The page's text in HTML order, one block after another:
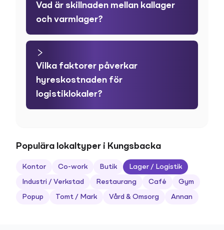
Vad är skillnaden mellan kallager
och varmlager?
Vilka faktorer påverkar
hyreskostnaden för
logistiklokaler?
Populära lokaltyper i Kungsbacka
Kontor Co-work Butik Lager / Logistik
Industri / Verkstad Restaurang Café Gym
Popup Tomt / Mark Vård & Omsorg Annan